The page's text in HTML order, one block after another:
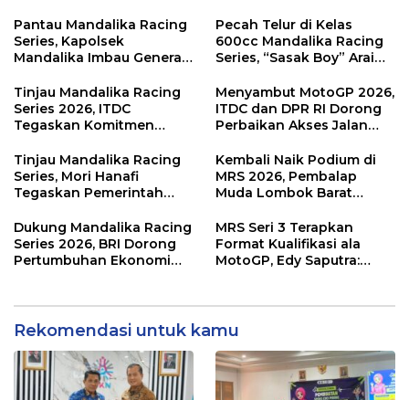
Sampah Jadi Rupiah
Pantau Mandalika Racing
Series, Kapolsek
Mandalika Imbau Generasi
Sirkuit, Bukan Jalan Raya
Pecah Telur di Kelas
600cc Mandalika Racing
Series, “Sasak Boy” Arai
Kemenangan
Tinjau Mandalika Racing
Series 2026, ITDC
Tegaskan Komitmen
Dampak Ekonomi
Kawasan
Menyambut MotoGP 2026,
ITDC dan DPR RI Dorong
Perbaikan Akses Jalan
di KEK Mandalika
Tinjau Mandalika Racing
Series, Mori Hanafi
Tegaskan Pemerintah
NTB
Kembali Naik Podium di
MRS 2026, Pembalap
Muda Lombok Barat
Menuju Tingkat Asia
Dukung Mandalika Racing
Series 2026, BRI Dorong
Pertumbuhan Ekonomi
MRS Seri 3 Terapkan
Format Kualifikasi ala
MotoGP, Edy Saputra:
Rekomendasi untuk kamu